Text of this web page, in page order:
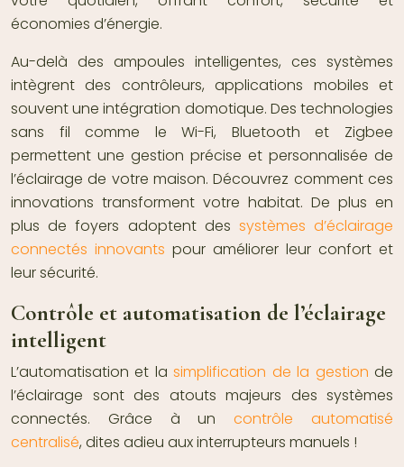
économies d’énergie.
Au-delà des ampoules intelligentes, ces systèmes
intègrent des contrôleurs, applications mobiles et
souvent une intégration domotique. Des technologies
sans fil comme le Wi-Fi, Bluetooth et Zigbee
permettent une gestion précise et personnalisée de
l’éclairage de votre maison. Découvrez comment ces
innovations transforment votre habitat. De plus en
plus de foyers adoptent des systèmes d’éclairage
connectés innovants pour améliorer leur confort et
leur sécurité.
Contrôle et automatisation de l’éclairage
intelligent
L’automatisation et lasimplification de la gestion de
l’éclairage sont des atouts majeurs des systèmes
connectés. Grâce à uncontrôle automatisé
centralisé, dites adieu aux interrupteurs manuels !